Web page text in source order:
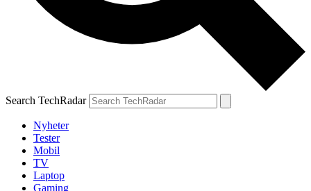
Search TechRadar
Nyheter
Tester
Mobil
TV
Laptop
Gaming